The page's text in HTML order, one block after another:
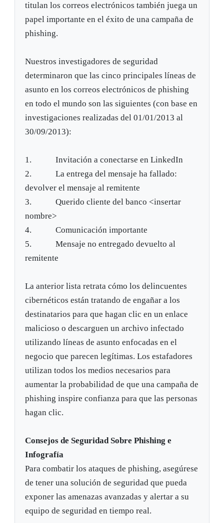
titulan los correos electrónicos también juega un
papel importante en el éxito de una campaña de
phishing.
Nuestros investigadores de seguridad
determinaron que las cinco principales líneas de
asunto en los correos electrónicos de phishing
en todo el mundo son las siguientes (con base en
investigaciones realizadas del 01/01/2013 al
30/09/2013):
1. Invitación a conectarse en LinkedIn
2. La entrega del mensaje ha fallado:
devolver el mensaje al remitente
3. Querido cliente del banco <insertar
nombre>
4. Comunicación importante
5. Mensaje no entregado devuelto al
remitente
La anterior lista retrata cómo los delincuentes
cibernéticos están tratando de engañar a los
destinatarios para que hagan clic en un enlace
malicioso o descarguen un archivo infectado
utilizando líneas de asunto enfocadas en el
negocio que parecen legítimas. Los estafadores
utilizan todos los medios necesarios para
aumentar la probabilidad de que una campaña de
phishing inspire confianza para que las personas
hagan clic.
Consejos de Seguridad Sobre Phishing e
Infografía
Para combatir los ataques de phishing, asegúrese
de tener una solución de seguridad que pueda
exponer las amenazas avanzadas y alertar a su
equipo de seguridad en tiempo real.